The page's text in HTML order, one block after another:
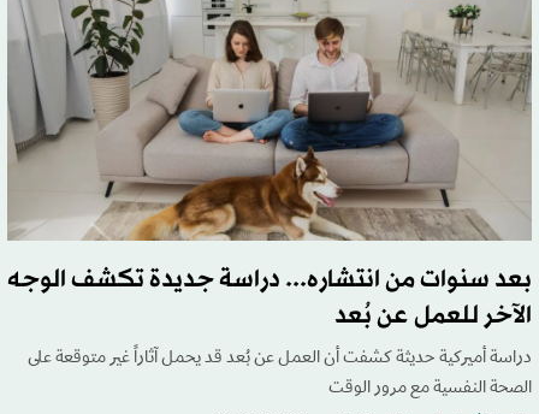
بعد سنوات من انتشاره... دراسة جديدة تكشف الوجه
الآخر للعمل عن بُعد
دراسة أميركية حديثة كشفت أن العمل عن بُعد قد يحمل آثاراً غير متوقعة على
الصحة النفسية مع مرور الوقت